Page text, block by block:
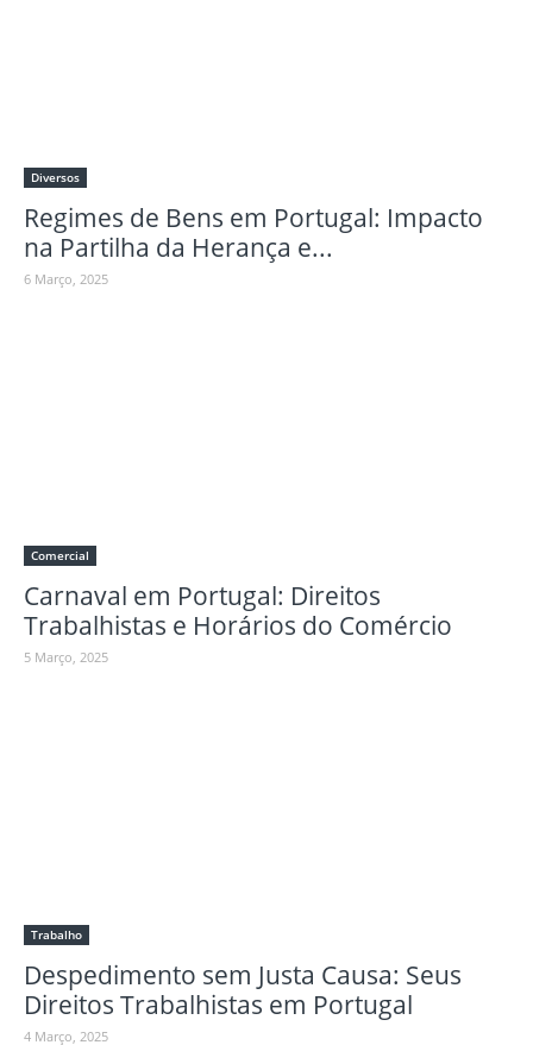
Diversos
Regimes de Bens em Portugal: Impacto
na Partilha da Herança e...
6 Março, 2025
Comercial
Carnaval em Portugal: Direitos
Trabalhistas e Horários do Comércio
5 Março, 2025
Trabalho
Despedimento sem Justa Causa: Seus
Direitos Trabalhistas em Portugal
4 Março, 2025